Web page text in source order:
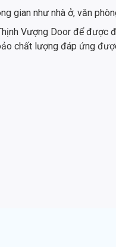
gian như nhà ở, văn
Vượng Door để được
chất lượng đáp ứng